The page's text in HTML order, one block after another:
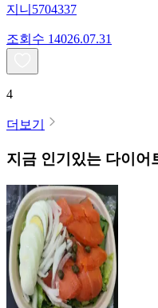
지니5704337
조회수 14026.07.31
4
더보기
지금 인기있는 다이어